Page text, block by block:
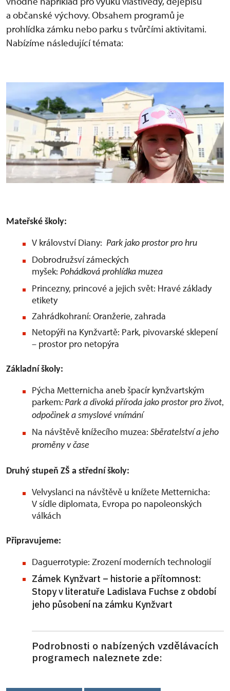
a občanské výchovy. Obsahem programů je
prohlídka zámku nebo parku s tvůrčími aktivitami.
Nabízíme následující témata:
Mateřské školy:
V království Diany: Park jako prostor pro hru
Dobrodružsví zámeckých
myšek: Pohádková prohlídka muzea
Princezny, princové a jejich svět: Hravé základy
etikety
Zahrádkohraní: Oranžerie, zahrada
Netopýři na Kynžvartě: Park, pivovarské sklepení
– prostor pro netopýra
Základní školy:
Pýcha Metternicha aneb špacír kynžvartským
parkem: Park a divoká příroda jako prostor pro život,
odpočinek a smyslové vnímání
Na návštěvě knížecího muzea: Sběratelství a jeho
proměny v čase
Druhý stupeň ZŠ a střední školy:
Velvyslanci na návštěvě u knížete Metternicha:
V sídle diplomata, Evropa po napoleonských
válkách
Připravujeme:
Daguerrotypie: Zrození moderních technologií
Zámek Kynžvart – historie a přítomnost:
Stopy v literatuře Ladislava Fuchse z období
jeho působení na zámku Kynžvart
Podrobnosti o nabízených vzdělávacích
programech naleznete zde: